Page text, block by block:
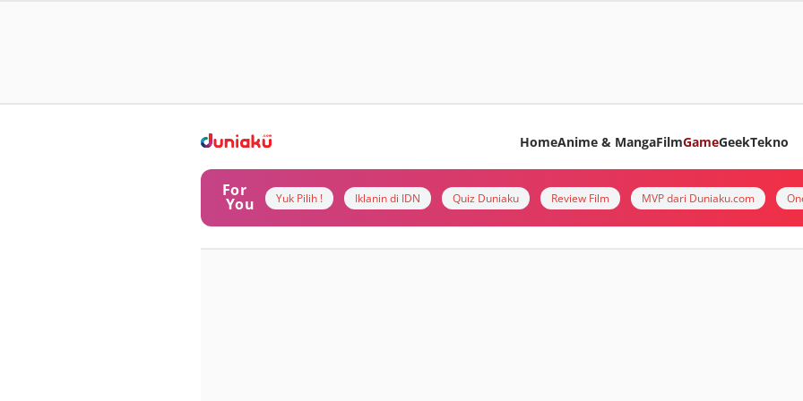
HomeAnime & MangaFilmGameGeekTekno
For
You Yuk Pilih ! Iklanin di IDN Quiz Duniaku Review Film MVP dari Duniaku.com